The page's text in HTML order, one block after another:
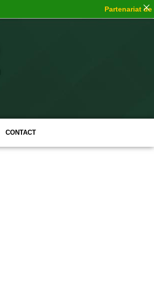
CONTACT
Partenariat de